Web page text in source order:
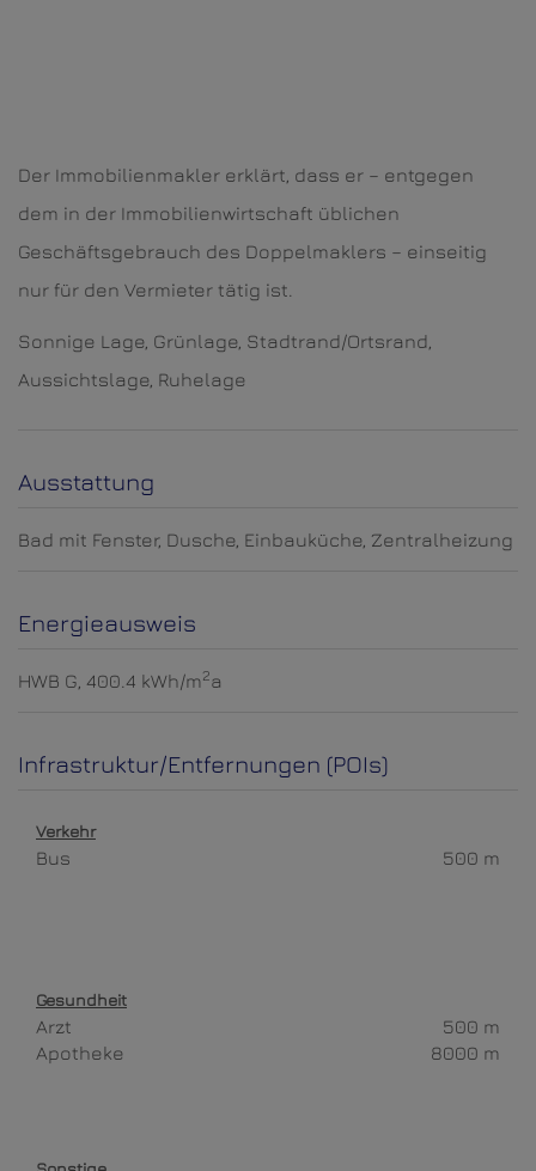
Der Immobilienmakler erklärt, dass er – entgegen
dem in der Immobilienwirtschaft üblichen
Geschäftsgebrauch des Doppelmaklers – einseitig
nur für den Vermieter tätig ist.
Sonnige Lage, Grünlage, Stadtrand/Ortsrand,
Aussichtslage, Ruhelage
Ausstattung
Bad mit Fenster Dusche Einbauküche Zentralheizung
Energieausweis
HWB G, 400.4 kWh/m2a
Infrastruktur/Entfernungen (POIs)
Verkehr
Bus 500 m
Gesundheit
Arzt
500 m
Apotheke
8000 m